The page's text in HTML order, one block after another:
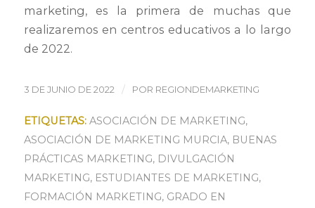
marketing, es la primera de muchas que
realizaremos en centros educativos a lo largo
de 2022.
3 DE JUNIO DE 2022 / POR REGIONDEMARKETING
ETIQUETAS: ASOCIACIÓN DE MARKETING,
ASOCIACIÓN DE MARKETING MURCIA, BUENAS
PRÁCTICAS MARKETING, DIVULGACIÓN
MARKETING, ESTUDIANTES DE MARKETING,
FORMACIÓN MARKETING, GRADO EN